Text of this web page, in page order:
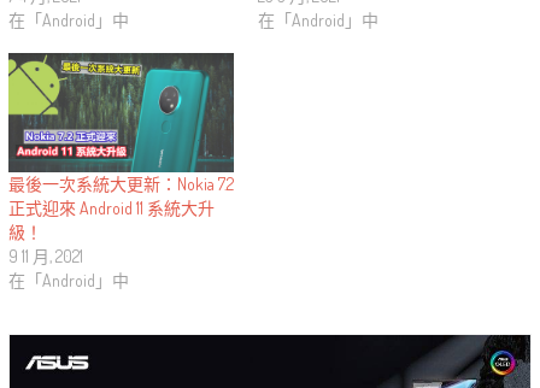
在「Android」中
在「Android」中
最後一次系統大更新：Nokia 7.2
正式迎來 Android 11 系統大升
級！
9 11 月, 2021
在「Android」中